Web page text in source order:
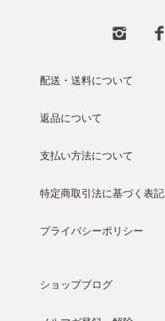
配送・送料について
返品について
支払い方法について
特定商取引法に基づく表記
プライバシーポリシー
ショップブログ